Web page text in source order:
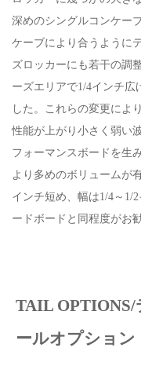
深めのシングルコンケー
ケーブにより合うように
ズロッカーにも若干の調
ーズエリアで1/4インチ広
した。これらの変更によ
性能が上がり小さく弱い
フォーマンスボードを生
より多めのボリュームが
インチ短め、幅は1/4～1/
ードボードと同程度がお
TAIL OPTIONS/
ールオプション